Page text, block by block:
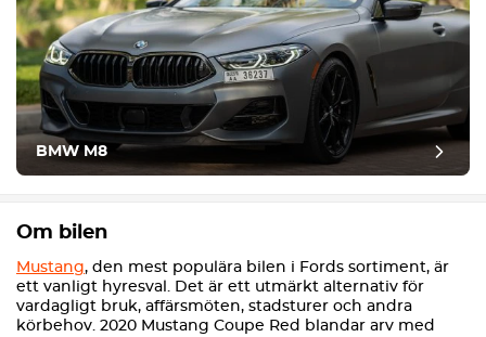
BMW M8
Om bilen
Mustang, den mest populära bilen i Fords sortiment, är
ett vanligt hyresval. Det är ett utmärkt alternativ för
vardagligt bruk, affärsmöten, stadsturer och andra
körbehov. 2020 Mustang Coupe Red blandar arv med